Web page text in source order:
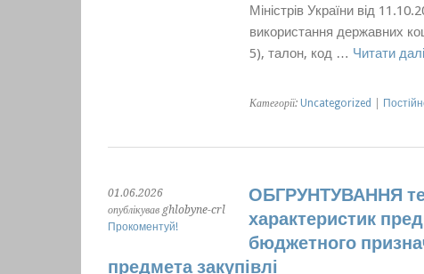
Міністрів України від
використання державних
5), талон, код … Читати далі
Категорії: Uncategorized
01.06.2026
опублікував ghlobyne-crl
Прокоментуй!
ОБГРУНТУВАННЯ
характеристик
бюджетного
предмета закупівлі